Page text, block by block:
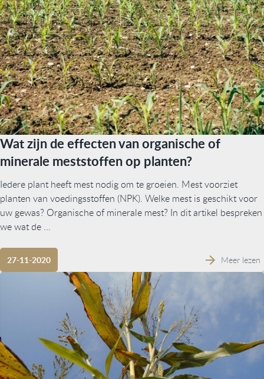
Wat zijn de effecten van organische of
minerale meststoffen op planten?
Iedere plant heeft mest nodig om te groeien. Mest voorziet
planten van voedingsstoffen (NPK). Welke mest is geschikt voor
uw gewas? Organische of minerale mest? In dit artikel bespreken
we wat de ...
27-11-2020 Meer lezen